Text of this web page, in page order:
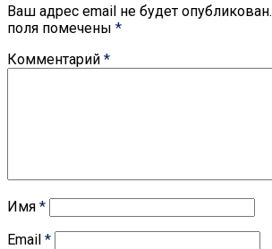
Ваш адрес email не будет опубликован.
поля помечены *
Комментарий *
Имя *
Email *